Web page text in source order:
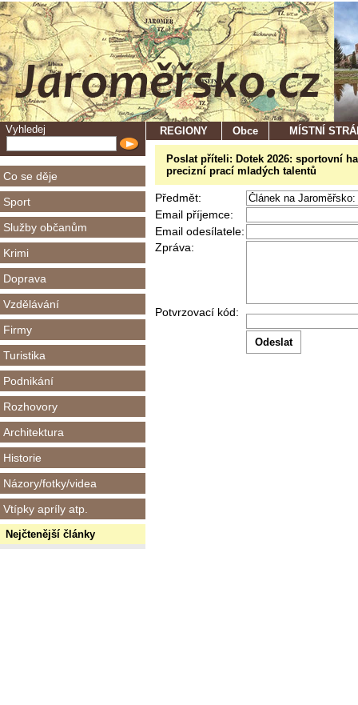
Vyhledej
Co se děje
Sport
Služby občanům
Krimi
Doprava
Vzdělávání
Firmy
Turistika
Podnikání
Rozhovory
Architektura
Historie
Názory/fotky/videa
Vtípky apríly atp.
Nejčtenější články
REGIONY Obce MÍSTNÍ
Poslat příteli: Dotek 2026: sportovní
precizní prací mladých talentů
Předmět:
Email příjemce:
Email odesílatele:
Zpráva:
Potvrzovací kód: